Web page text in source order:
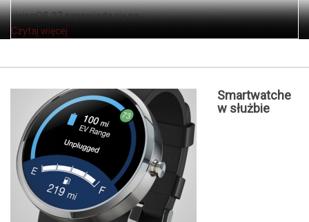
visionOS 27 zapowiada się na ...
Czytaj więcej
Smartwatche
w służbie